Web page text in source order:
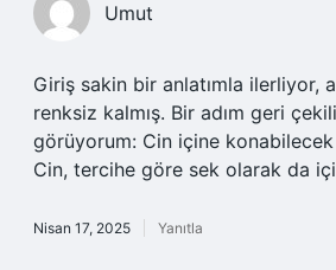
Umut
Giriş sakin bir anlatımla ilerliyor,
renksiz kalmış. Bir adım geri
görüyorum: Cin içine
Cin, tercihe göre sek olarak da
Nisan 17, 2025 Yanıtla